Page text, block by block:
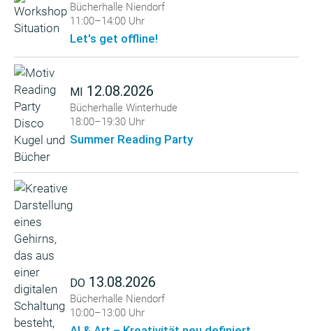
Bücherhalle Niendorf
11:00–14:00 Uhr
Let's get offline!
MI 12.08.2026
Bücherhalle Winterhude
18:00–19:30 Uhr
Summer Reading Party
DO 13.08.2026
Bücherhalle Niendorf
10:00–13:00 Uhr